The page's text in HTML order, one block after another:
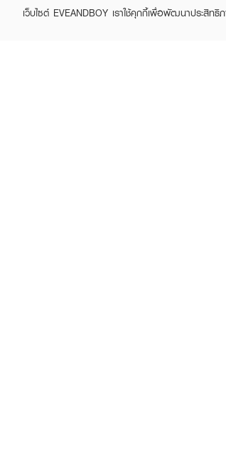
เว็บไซต์ EVEANDBOY เราใช้คุกกี้เพื่อพัฒนาประสิท